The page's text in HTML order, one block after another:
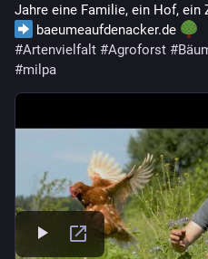
Jahre eine Familie, ein Hof, ein
baeumeaufdenacker.de
#Artenvielfalt #Agroforst #
#milpa